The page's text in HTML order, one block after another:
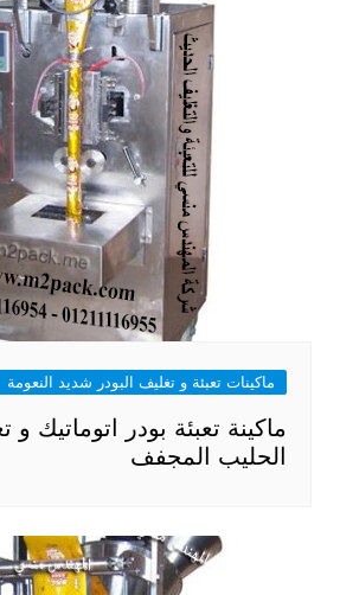
ماكينات تعبئة و تغليف البودر شديد النعومة
ماكينة تعبئة بودر اتوماتيك
الحليب المجفف